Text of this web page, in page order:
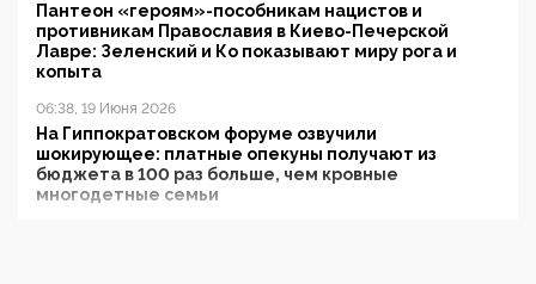
Пантеон «героям»-пособникам нацистов и
противникам Православия в Киево-Печерской
Лавре: Зеленский и Ко показывают миру рога и
копыта
06:38, 19 Июня 2026
На Гиппократовском форуме озвучили
шокирующее: платные опекуны получают из
бюджета в 100 раз больше, чем кровные
многодетные семьи